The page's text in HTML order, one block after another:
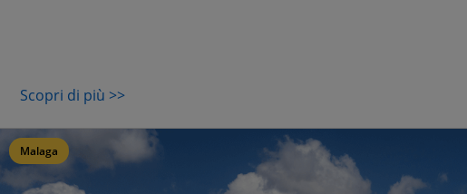
Scopri di più >>
Malaga